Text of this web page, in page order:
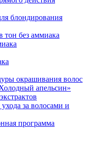
блондирования
тон без аммиака
окрашивания волос
апельсин»
за волосами и
программа